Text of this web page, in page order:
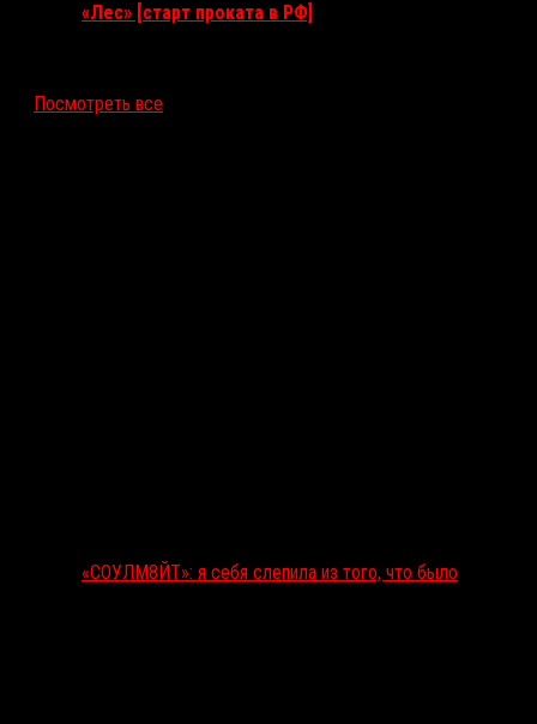
«Лес» [старт проката в РФ]
Посмотреть все
«СОУЛМ8ЙТ»: я себя слепила из того, что было